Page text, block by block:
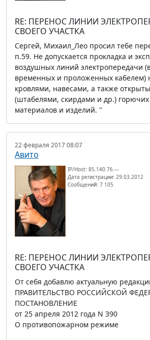
RE: ПЕРЕНОС ЛИНИИ
СВОЕГО УЧАСТКА
Сергей, Михаил_Лео просил тебе
п.59. Не допускается прокладка и
воздушных линий электропередачи
временных и проложенных кабелем)
кровлями, навесами, а также
(штабелями, скирдами и др.)
материалов и изделий. "
22 февраля 2017 08:07
Авито
IP/Host: 85.140.76.---
Дата регистрации: 29.03.2012
Сообщений: 7 105
RE: ПЕРЕНОС ЛИНИИ
СВОЕГО УЧАСТКА
От себя добавлю актуальную
ПРАВИТЕЛЬСТВО РОССИЙСКОЙ
ПОСТАНОВЛЕНИЕ
от 25 апреля 2012 года N 390
О противопожарном режиме